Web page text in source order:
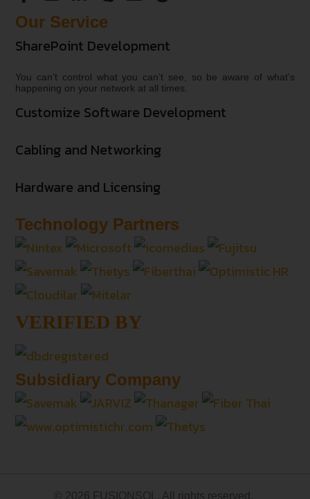
Our Service
SharePoint Development
You can’t control what you can’t see, so be aware of what’s
happening on your network at all times.
Customize Software Development
Cabling and Networking
Hardware and Licensing
Technology Partners
VERIFIED BY
Subsidiary Company
© 2026 FUSIONSOL. All rights reserved.